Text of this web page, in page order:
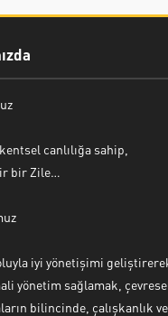
canlılığa sahip,
bir Zile…
iyi yönetişimi
yönetim sağlamak,
bilincinde, çalışkanlık ve